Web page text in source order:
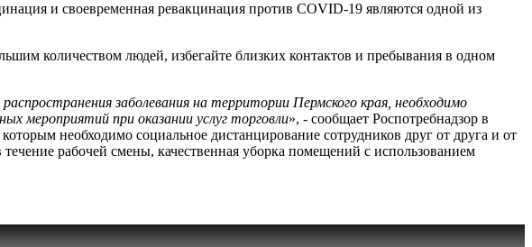
и своевременная ревакцинация против COVID-19 являются одной из
количеством людей, избегайте близких контактов и пребывания в одном
заболевания на территории Пермского края, необходимо
мероприятий при оказании услуг торговли», - сообщает Роспотребнадзор в
необходимо социальное дистанцирование сотрудников друг от друга и от
рабочей смены, качественная уборка помещений с использованием